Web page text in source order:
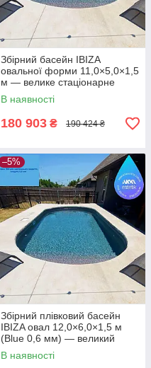
Збірний басейн IBIZA
овальної форми 11,0×5,0×1,5
м — велике стаціонарне
рішення для комфортного
плавання
В наявності
180 903 ₴ 190 424 ₴
–5%
Збірний плівковий басейн
IBIZA овал 12,0×6,0×1,5 м
(Blue 0,6 мм) — великий
стаціонарний басейн під
встановлення в котлован
В наявності